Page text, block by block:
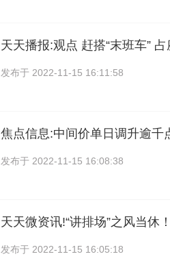
天天播报:观点 赶搭“末班车” 占
发布于 2022-11-15 16:11:58
焦点信息:中间价单日调升逾千
发布于 2022-11-15 16:08:38
天天微资讯!“讲排场”之风当休
发布于 2022-11-15 16:05:18